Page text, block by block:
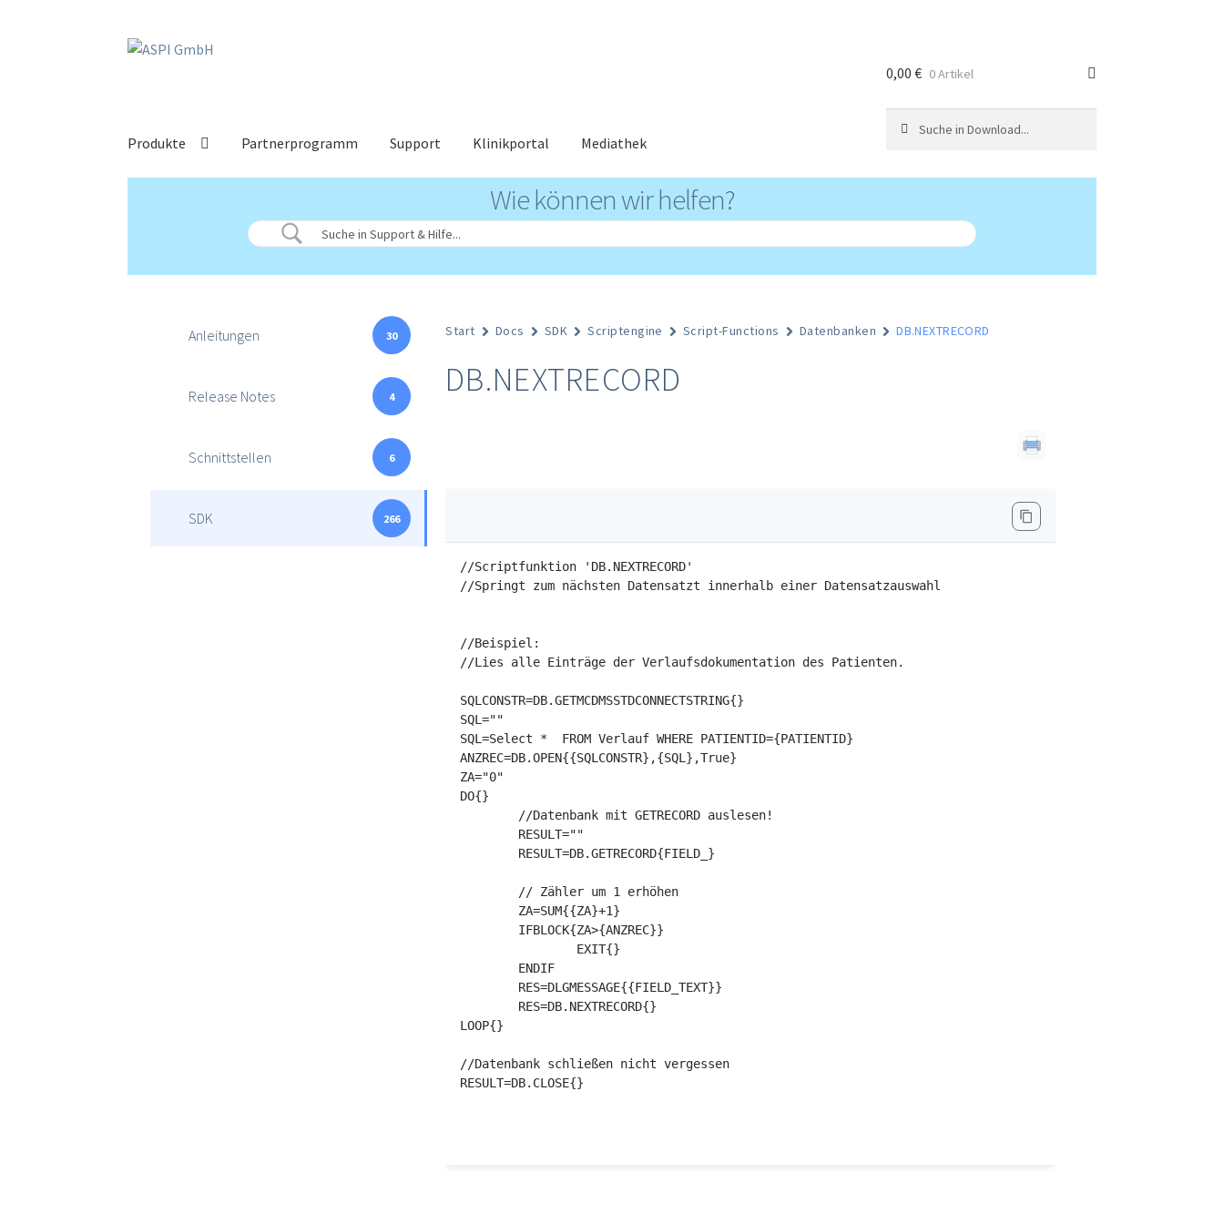
Zur
Zum
0,00 € 0 Artikel
Produkte Partnerprogramm Support Klinikportal Mediathek
nach:
Wie können wir helfen?
Anleitungen 30
Release Notes 4
Schnittstellen 6
SDK 266
Start Docs SDK Scriptengine Script-Functions Datenbanken DB.NEXTRECORD
DB.NEXTRECORD
//Scriptfunktion 'DB.NEXTRECORD'
//Springt zum nächsten Datensatzt innerhalb einer Datensatzauswahl
//Beispiel:
//Lies alle Einträge der Verlaufsdokumentation des Patienten.
SQLCONSTR=DB.GETMCDMSSTDCONNECTSTRING{}
SQL=""
SQL=Select *  FROM Verlauf WHERE PATIENTID={PATIENTID}
ANZREC=DB.OPEN{{SQLCONSTR},{SQL},True}
ZA="0"
DO{}
LOOP{}
//Datenbank schließen nicht vergessen
RESULT=DB.CLOSE{}